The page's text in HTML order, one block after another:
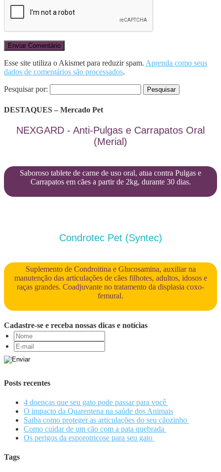
Esse site utiliza o Akismet para reduzir spam. Aprenda como seus
dados de comentários são processados.
Pesquisar por:
DESTAQUES – Mercado Pet
NEXGARD - Anti-Pulgas e Carrapatos Oral
(Merial)
Saboroso tablete de carne de uso oral, atua contra Pulgas e
Carrapatos em cães a partir de 2kg, durante 30 dias.
Condrotec Pet (Syntec)
Suplemento de Condroitina e Glucosamina, auxiliar na
manutenção das articulações de cães filhotes, adultos, idosos e
raças grandes. Coadjuvante no tratamento da displasia coxo-
femural.
Cadastre-se e receba nossas dicas e notícias
Posts recentes
4 doenças que seu gato pode passar para você
O impacto da Quarentena na saúde dos Animais
Saiba como proteger as articulações do seu cãozinho
Como cuidar de um cão com a pata quebrada
Os perigos da esporotricose para seu gato
Tags